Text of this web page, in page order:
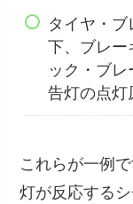
タイヤ・
下、ブレー
ック・ブ
告灯の点灯
これらが一例
灯が反応する